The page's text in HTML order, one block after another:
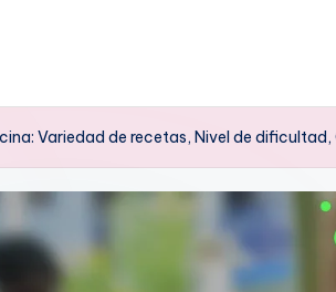
Variedad de recetas, Nivel de dificultad,